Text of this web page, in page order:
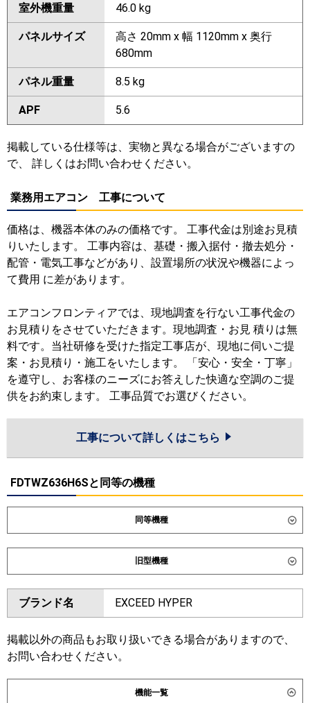
室外機重量 46.0 kg
パネルサイズ
高さ 20mm x 幅 1120mm x 奥行
680mm
パネル重量 8.5 kg
APF 5.6
掲載している仕様等は、実物と異なる場合がございますの
で、 詳しくはお問い合わせください。
業務用エアコン 工事について
価格は、機器本体のみの価格です。 工事代金は別途お見積
りいたします。 工事内容は、基礎・搬入据付・撤去処分・
配管・電気工事などがあり、設置場所の状況や機器によっ
て費用 に差があります。
エアコンフロンティアでは、現地調査を行ない工事代金の
お見積りをさせていただきます。現地調査・お見 積りは無
料です。当社研修を受けた指定工事店が、現地に伺いご提
案・お見積り・施工をいたします。 「安心・安全・丁寧」
を遵守し、お客様のニーズにお答えした快適な空調のご提
供をお約束します。 工事品質でお選びください。
工事について詳しくはこちら
FDTWZ636H6Sと同等の機種
同等機種
ダイキン SSRG63DNT SSRG63DT
東芝 GWXA06313XU GWXA06313MUB
三菱電機 PLZ-ZRMP63LF6
ZRMP63L6
日立 RCID-GP63RGH8
三菱重工 FDTWZ636H6S-rak
旧型機種
ダイキン SSRG63CNT SSRG63CT
SSRG63BYT SSRG63BYNT
SSRG63BJNT SSRG63BJT
SSRG63BFT SSRG63BFNT
SSRG63BCT
東芝 RWXA06333MUB RWXA06333MU
RWXA06333XU
ブランド名 EXCEED HYPER
掲載以外の商品もお取り扱いできる場合がありますので、
お問い合わせください。
機能一覧